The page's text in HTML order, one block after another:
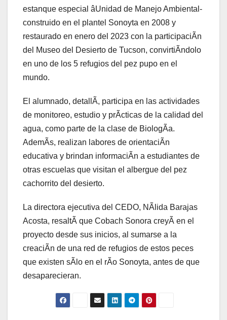
estanque especial âUnidad de Manejo Ambiental-
construido en el plantel Sonoyta en 2008 y
restaurado en enero del 2023 con la participaciÃn
del Museo del Desierto de Tucson, convirtiÃndolo
en uno de los 5 refugios del pez pupo en el
mundo.
El alumnado, detallÃ, participa en las actividades
de monitoreo, estudio y prÃcticas de la calidad del
agua, como parte de la clase de BiologÃa.
AdemÃs, realizan labores de orientaciÃn
educativa y brindan informaciÃn a estudiantes de
otras escuelas que visitan el albergue del pez
cachorrito del desierto.
La directora ejecutiva del CEDO, NÃlida Barajas
Acosta, resaltÃ que Cobach Sonora creyÃ en el
proyecto desde sus inicios, al sumarse a la
creaciÃn de una red de refugios de estos peces
que existen sÃlo en el rÃo Sonoyta, antes de que
desaparecieran.